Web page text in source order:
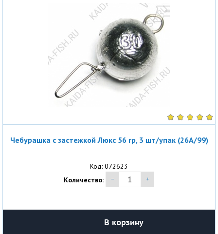
Чебурашка с застежкой Люкс 56 гр, 3 шт/упак (26A/99)
Код: 072623
Количество:
В корзину